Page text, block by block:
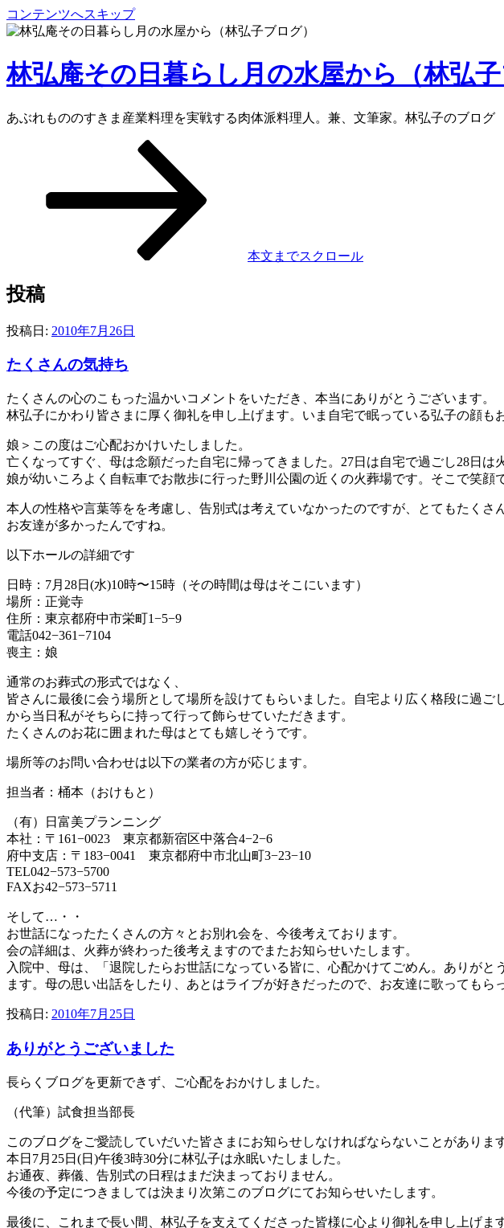
コンテンツへスキップ
林弘庵その日暮らし月の水屋から（林弘子
あぶれもののすきま産業料理を実戦する肉体派料理人。兼、文筆家。林弘子のブログ
本文までスクロール
投稿
投稿日: 2010年7月26日
たくさんの気持ち
たくさんの心のこもった温かいコメントをいただき、本当にありがとうございます。
林弘子にかわり皆さまに厚く御礼を申し上げます。いま自宅で眠っている弘子の顔
娘＞この度はご心配おかけいたしました。
亡くなってすぐ、母は念願だった自宅に帰ってきました。27日は自宅で過ごし28日
娘が幼いころよく自転車でお散歩に行った野川公園の近くの火葬場です。そこで笑
本人の性格や言葉等をを考慮し、告別式は考えていなかったのですが、とてもたく
お友達が多かったんですね。
以下ホールの詳細です
日時：7月28日(水)10時〜15時（その時間は母はそこにいます）
場所：正覚寺
住所：東京都府中市栄町1−5−9
電話042−361−7104
喪主：娘
通常のお葬式の形式ではなく、
皆さんに最後に会う場所として場所を設けてもらいました。自宅より広く格段に過
から当日私がそちらに持って行って飾らせていただきます。
たくさんのお花に囲まれた母はとても嬉しそうです。
場所等のお問い合わせは以下の業者の方が応じます。
担当者：桶本（おけもと）
（有）日富美プランニング
本社：〒161−0023 東京都新宿区中落合4−2−6
府中支店：〒183−0041 東京都府中市北山町3−23−10
TEL042−573−5700
FAXお42−573−5711
そして…・・
お世話になったたくさんの方々とお別れ会を、今後考えております。
会の詳細は、火葬が終わった後考えますのでまたお知らせいたします。
入院中、母は、「退院したらお世話になっている皆に、心配かけてごめん。ありが
ます。母の思い出話をしたり、あとはライブが好きだったので、お友達に歌ってもら
投稿日: 2010年7月25日
ありがとうございました
長らくブログを更新できず、ご心配をおかけしました。
（代筆）試食担当部長
このブログをご愛読していだいた皆さまにお知らせしなければならないことがあります
本日7月25日(日)午後3時30分に林弘子は永眠いたしました。
お通夜、葬儀、告別式の日程はまだ決まっておりません。
今後の予定につきましては決まり次第このブログにてお知らせいたします。
最後に、これまで長い間、林弘子を支えてくださった皆様に心より御礼を申し上げます